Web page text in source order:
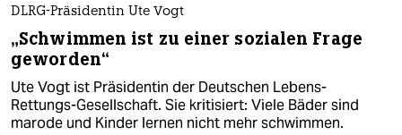
DLRG-Präsidentin Ute Vogt
„Schwimmen ist zu einer sozialen Frage
geworden“
Ute Vogt ist Präsidentin der Deutschen Lebens-
Rettungs-Gesellschaft. Sie kritisiert: Viele Bäder sind
marode und Kinder lernen nicht mehr schwimmen.